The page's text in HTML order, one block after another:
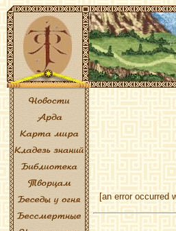
[an error occurred